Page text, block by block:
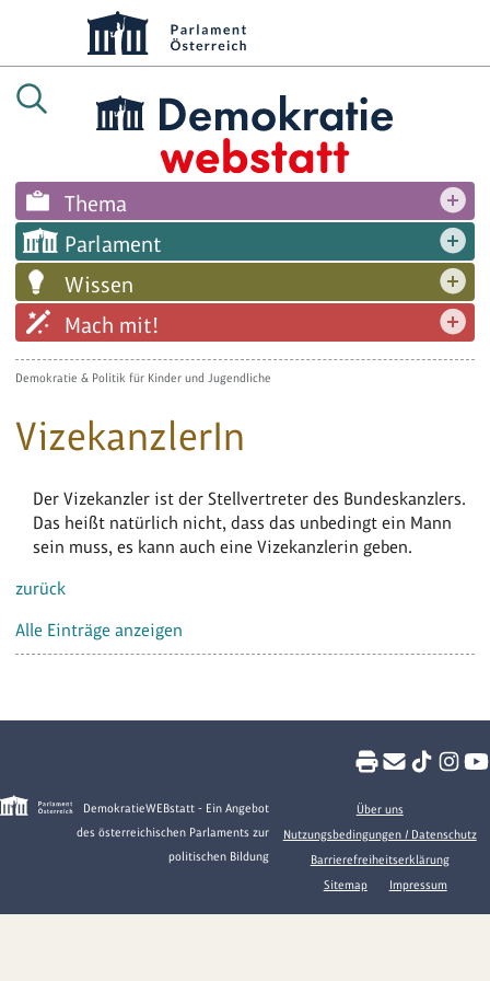
Thema
Parlament
Wissen
Mach mit!
Demokratie & Politik für Kinder und Jugendliche
VizekanzlerIn
Der Vizekanzler ist der Stellvertreter des Bundeskanzlers.
Das heißt natürlich nicht, dass das unbedingt ein Mann
sein muss, es kann auch eine Vizekanzlerin geben.
zurück
Alle Einträge anzeigen
DemokratieWEBstatt - Ein Angebot
des österreichischen Parlaments zur
politischen Bildung
Über uns
Nutzungsbedingungen / Datenschutz
Barrierefreiheitserklärung
Sitemap
Impressum